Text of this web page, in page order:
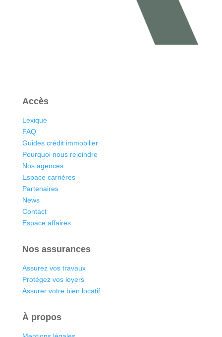
Accès
Lexique
FAQ
Guides crédit immobilier
Pourquoi nous rejoindre
Nos agences
Espace carrières
Partenaires
News
Contact
Espace affaires
Nos assurances
Assurez vos travaux
Protégez vos loyers
Assurer votre bien locatif
À propos